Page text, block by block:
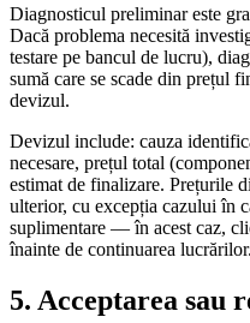
Diagnosticul preliminar este
Dacă problema necesită
testare pe bancul de lucru),
sumă care se scade din prețul
devizul.
Devizul include: cauza
necesare, prețul total
estimat de finalizare. Prețurile
ulterior, cu excepția cazului în
suplimentare — în acest caz,
înainte de continuarea lucrărilor.
5. Acceptarea sau